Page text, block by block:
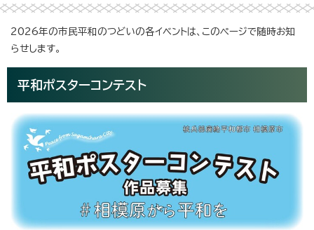
2026年の市民平和のつどいの各イベントは、このページで随時お知
らせします。
平和ポスターコンテスト